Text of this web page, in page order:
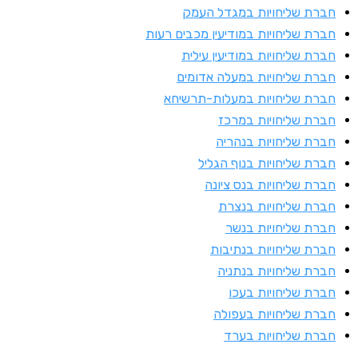
שליחויות במגדל העמק
שליחויות במודיעין מכבים רעות
שליחויות במודיעין עילית
שליחויות במעלה אדומים
שליחויות במעלות-תרשיחא
שליחויות במרכז
שליחויות בנהריה
שליחויות בנוף הגליל
שליחויות בנס ציונה
שליחויות בנצרת
שליחויות בנשר
שליחויות בנתיבות
שליחויות בנתניה
שליחויות בעכו
שליחויות בעפולה
שליחויות בערד